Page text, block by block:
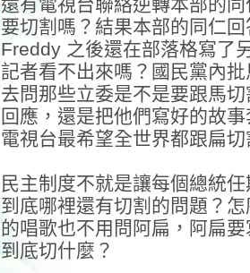
要切割嗎？結果本部的同仁
Freddy 之後還在部落格寫了
記者看不出來嗎？國民黨內
去問那些立委是不是要跟馬
回應，還是把他們寫好的故
電視台最希望全世界都跟扁切
民主制度不就是讓每個總統
到底哪裡還有切割的問題？
的唱歌也不用問阿扁，阿扁
到底切什麼？